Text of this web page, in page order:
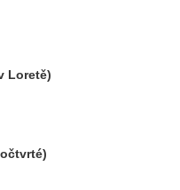
Loretě)